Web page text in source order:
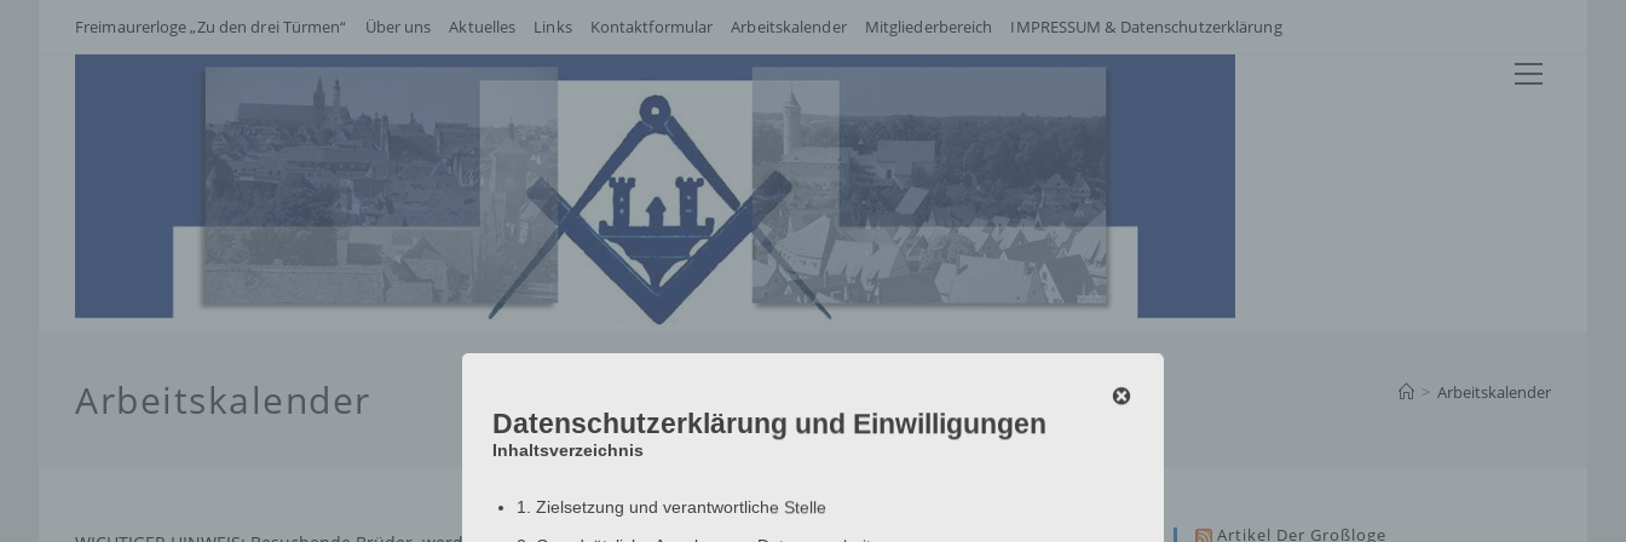
Freimaurerloge „Zu den drei Türmen“ Über uns Aktuelles Links Kontaktformular Arbeitskalender Mitgliederbereich IMPRESSUM & Datenschutzerklärung
Arbeitskalender > Arbeitskalender
Artikel Der Großloge
Datenschutzerklärung und Einwilligungen
Inhaltsverzeichnis
1. Zielsetzung und verantwortliche Stelle